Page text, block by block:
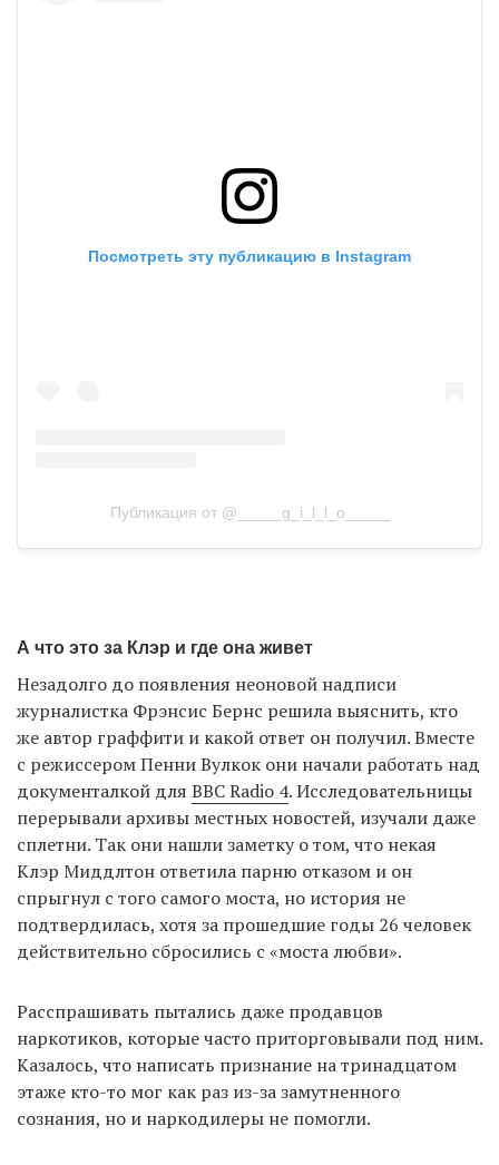
Посмотреть эту публикацию в Instagram
Публикация от @_____g_i_l_l_o_____
А что это за Клэр и где она живет
Незадолго до появления неоновой надписи
журналистка Фрэнсис Бернс решила выяснить, кто
же автор граффити и какой ответ он получил. Вместе
с режиссером Пенни Вулкок они начали работать над
документалкой для BBC Radio 4. Исследовательницы
перерывали архивы местных новостей, изучали даже
сплетни. Так они нашли заметку о том, что некая
Клэр Миддлтон ответила парню отказом и он
спрыгнул с того самого моста, но история не
подтвердилась, хотя за прошедшие годы 26 человек
действительно сбросились с «моста любви».
Расспрашивать пытались даже продавцов
наркотиков, которые часто приторговывали под ним.
Казалось, что написать признание на тринадцатом
этаже кто-то мог как раз из-за замутненного
сознания, но и наркодилеры не помогли.